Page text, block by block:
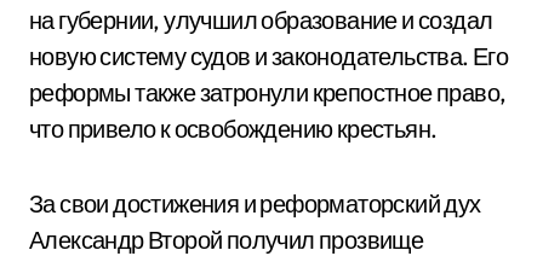
на губернии, улучшил образование и создал
новую систему судов и законодательства. Его
реформы также затронули крепостное право,
что привело к освобождению крестьян.
За свои достижения и реформаторский дух
Александр Второй получил прозвище